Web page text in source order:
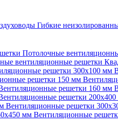
Гибкие
Потолочные
вентиляционные решетки
решетки 300х100 мм
решетки 150 мм
решетки 160 мм
решетки
Вентиляционные решетки
мм Вентиляционные